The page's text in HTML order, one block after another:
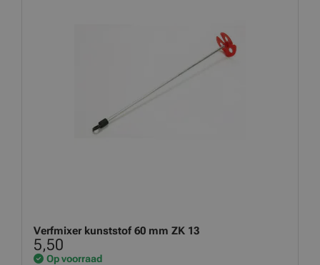
Verfmixer kunststof 60 mm ZK 13
5,50
Op voorraad